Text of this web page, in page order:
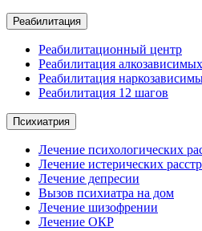
Реабилитация
Реабилитационный центр
Реабилитация алкозависимых
Реабилитация
Реабилитация 12 шагов
Психиатрия
Лечение психологических
Лечение истерических
Лечение депресии
Вызов психиатра на дом
Лечение шизофрении
Лечение ОКР